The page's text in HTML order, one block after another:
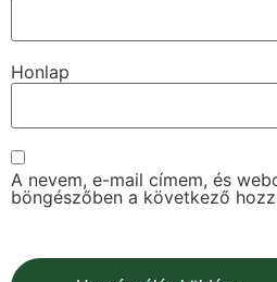
Honlap
A nevem, e-mail címem, és
böngészőben a következő